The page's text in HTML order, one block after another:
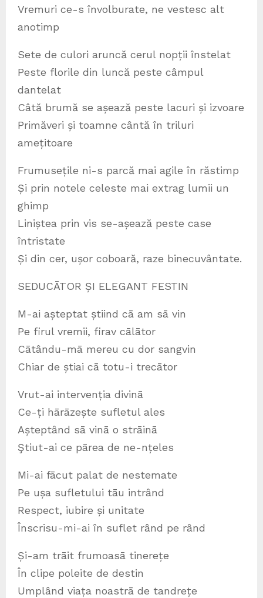
Vremuri ce-s învolburate, ne vestesc alt
anotimp
Sete de culori aruncă cerul nopții înstelat
Peste florile din luncă peste câmpul
dantelat
Câtă brumă se așează peste lacuri și izvoare
Primăveri și toamne cântă în triluri
amețitoare
Frumusețile ni-s parcă mai agile în răstimp
Și prin notele celeste mai extrag lumii un
ghimp
Liniștea prin vis se-așează peste case
întristate
Și din cer, ușor coboară, raze binecuvântate.
SEDUCĀTOR ȘI ELEGANT FESTIN
M-ai așteptat știind cā am sā vin
Pe firul vremii, firav cālātor
Cātându-mā mereu cu dor sangvin
Chiar de știai cā totu-i trecātor
Vrut-ai intervenția divinā
Ce-ți hārāzește sufletul ales
Așteptând sā vinā o strāinā
Ştiut-ai ce pārea de ne-nțeles
Mi-ai fācut palat de nestemate
Pe ușa sufletului tāu intrând
Respect, iubire și unitate
Înscrisu-mi-ai în suflet rând pe rând
Și-am trāit frumoasā tinerețe
În clipe poleite de destin
Umplând viața noastrā de tandrețe